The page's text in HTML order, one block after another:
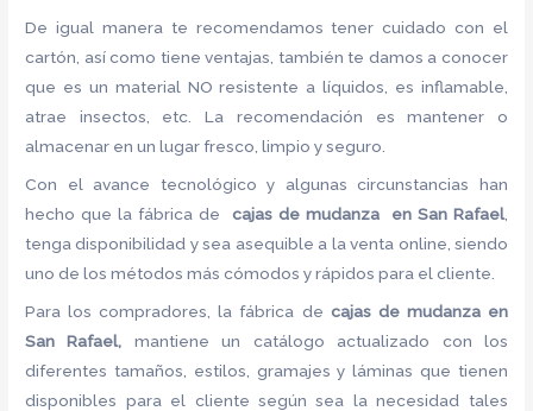
De igual manera te recomendamos tener cuidado con el
cartón, así como tiene ventajas, también te damos a conocer
que es un material NO resistente a líquidos, es inflamable,
atrae insectos, etc. La recomendación es mantener o
almacenar en un lugar fresco, limpio y seguro.
Con el avance tecnológico y algunas circunstancias han
hecho que la fábrica de cajas de mudanza en San Rafael,
tenga disponibilidad y sea asequible a la venta online, siendo
uno de los métodos más cómodos y rápidos para el cliente.
Para los compradores, la fábrica de cajas de mudanza en
San Rafael, mantiene un catálogo actualizado con los
diferentes tamaños, estilos, gramajes y láminas que tienen
disponibles para el cliente según sea la necesidad tales